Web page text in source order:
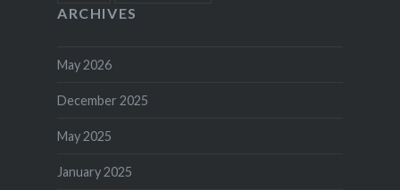
ARCHIVES
May 2026
December 2025
May 2025
January 2025